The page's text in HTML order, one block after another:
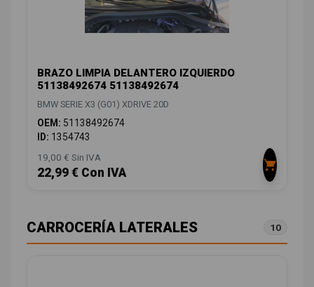
BRAZO LIMPIA DELANTERO IZQUIERDO
51138492674 51138492674
BMW SERIE X3 (G01) XDRIVE 20D
OEM: 51138492674
ID: 1354743
19,00 € Sin IVA
22,99 € Con IVA
CARROCERÍA LATERALES 10